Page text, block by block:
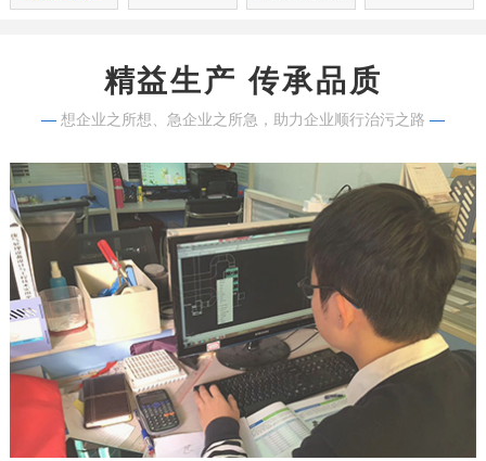
精益生产 传承品质
— 想企业之所想、急企业之所急，助力企业顺行治污之路 —